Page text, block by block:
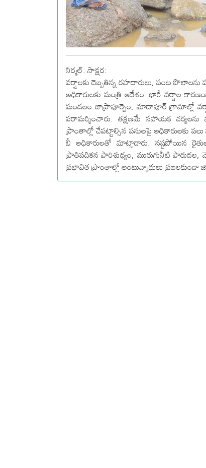
నిర్మల్. సాక్షర:
వ‌ర్షాల‌కు దెబ్బ‌తిన్న ర‌హ‌దారులు, పంట
అధికారుల‌కు మంత్రి ఆదేశం. భారీ వ‌ర్షాల
మండ‌లం జాప్రాపూర్పెం, మాదాపూర్ గ్రామాల్లో
పరామర్శించారు. తక్షణమే సహాయక
ప్రాంతాల్లో చేపట్టాల్సిన పనులపై అధికారులకు
బీ అధికారులతో మాట్లాడారు. నష్టపోయిన
ప్రాతిపదికన పారిశుధ్యం, మురుగునీటి
ప్రభావిత ప్రాంతాల్లో అంటువ్యాధులు ప్రబలకుండా